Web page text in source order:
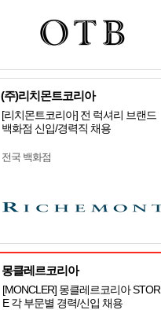
(주)리치몬트코리아
[리치몬트코리아] 전 럭셔리 브랜드
백화점 신입/경력직 채용
전국 백화점
몽클레르코리아
[MONCLER] 몽클레르코리아 STOR
E 각 부문별 경력/신입 채용